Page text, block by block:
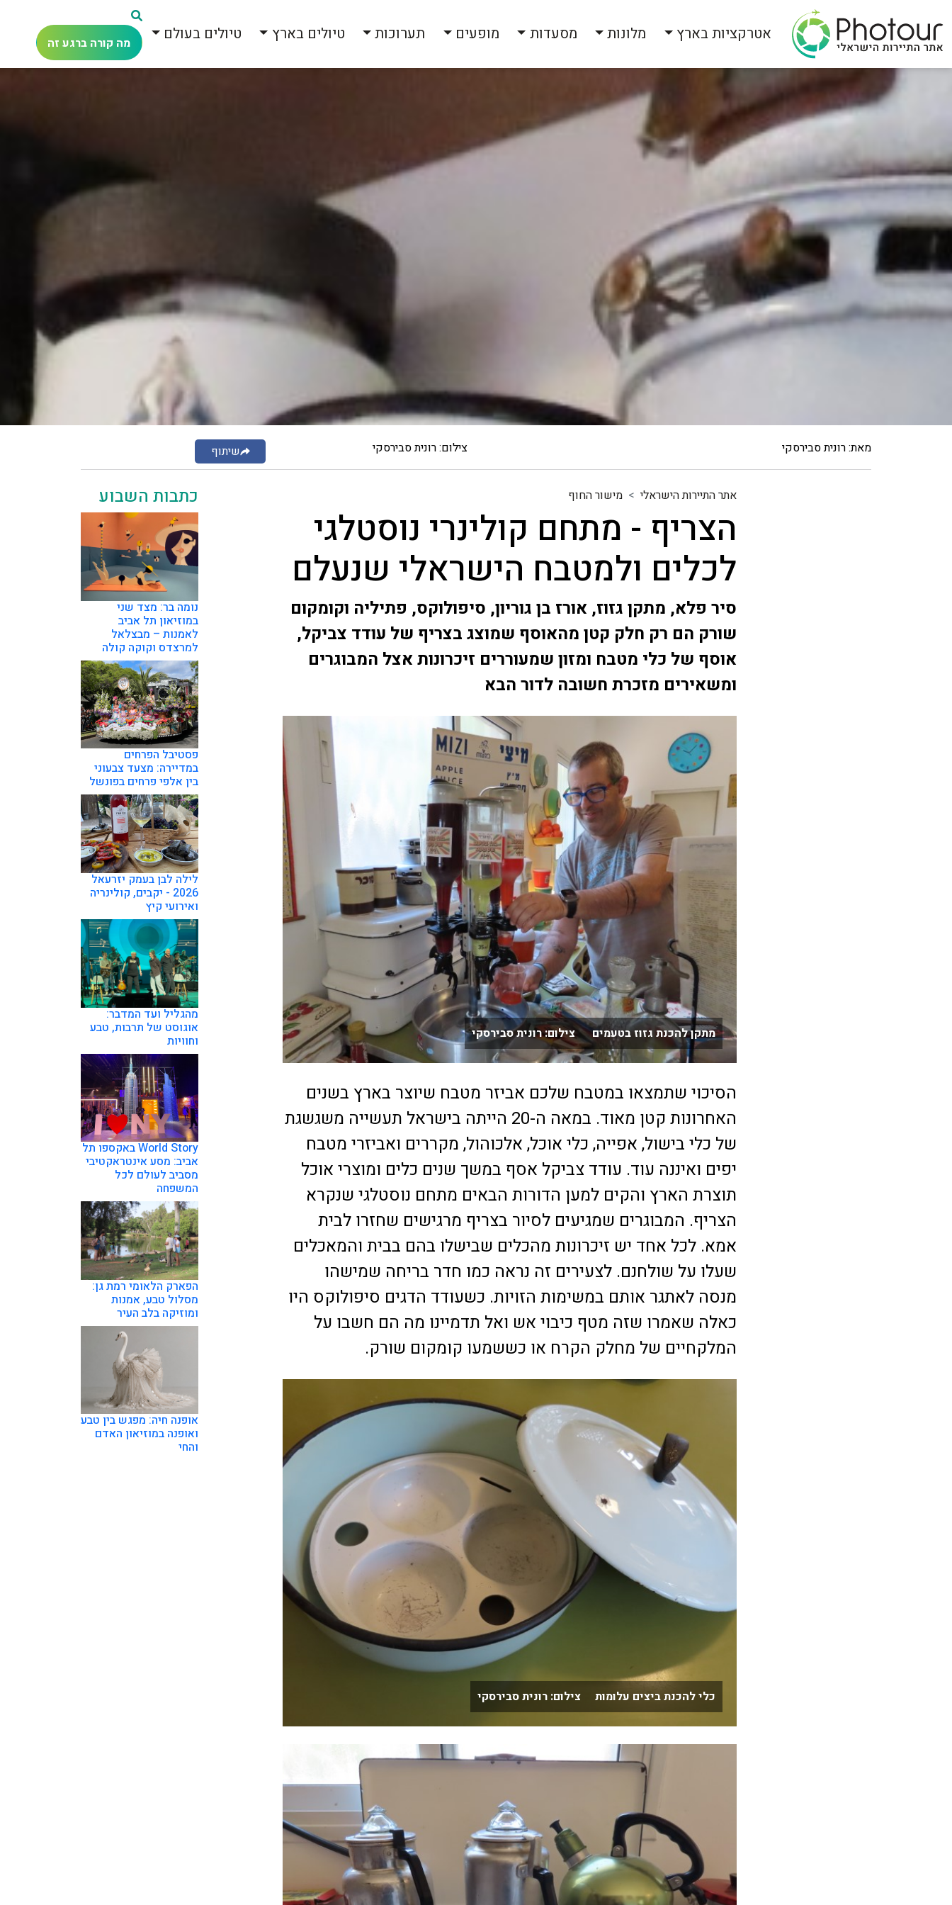
אטרקציות בארץ מלונות מסעדות מופעים תערוכות טיולים בארץ טיולים בעולם מה קורה ברגע זה
מאת: רונית סבירסקי צילום: רונית סבירסקי שיתוף
אתר התיירות הישראלי מישור החוף
הצריף - מתחם קולינרי נוסטלגי
לכלים ולמטבח הישראלי שנעלם
סיר פלא, מתקן גזוז, אורז בן גוריון, סיפולוקס, פתיליה וקומקום
שורק הם רק חלק קטן מהאוסף שמוצג בצריף של עודד צביקל,
אוסף של כלי מטבח ומזון שמעוררים זיכרונות אצל המבוגרים
ומשאירים מזכרת חשובה לדור הבא
מתקן להכנת גזוז בטעמים צילום: רונית סבירסקי
הסיכוי שתמצאו במטבח שלכם אביזר מטבח שיוצר בארץ בשנים
האחרונות קטן מאוד. במאה ה-20 הייתה בישראל תעשייה משגשגת
של כלי בישול, אפייה, כלי אוכל, אלכוהול, מקררים ואביזרי מטבח
יפים ואיננה עוד. עודד צביקל אסף במשך שנים כלים ומוצרי אוכל
תוצרת הארץ והקים למען הדורות הבאים מתחם נוסטלגי שנקרא
הצריף. המבוגרים שמגיעים לסיור בצריף מרגישים שחזרו לבית
אמא. לכל אחד יש זיכרונות מהכלים שבישלו בהם בבית והמאכלים
שעלו על שולחנם. לצעירים זה נראה כמו חדר בריחה שמישהו
מנסה לאתגר אותם במשימות הזויות. כשעודד הדגים סיפולוקס היו
כאלה שאמרו שזה מטף כיבוי אש ואל תדמיינו מה הם חשבו על
המלקחיים של מחלק הקרח או כששמעו קומקום שורק.
כלי להכנת ביצים עלומות צילום: רונית סבירסקי
כתבות השבוע
נומה בר: מצד שני
במוזיאון תל אביב
לאמנות – מבצלאל
למרצדס וקוקה קולה
פסטיבל הפרחים
במדיירה: מצעד צבעוני
בין אלפי פרחים בפונשל
לילה לבן בעמק יזרעאל
2026 - יקבים, קולינריה
ואירועי קיץ
מהגליל ועד המדבר:
אוגוסט של תרבות, טבע
וחוויות
World Story באקספו תל
אביב: מסע אינטראקטיבי
מסביב לעולם לכל
המשפחה
הפארק הלאומי רמת גן:
מסלול טבע, אמנות
ומוזיקה בלב העיר
אופנה חיה: מפגש בין טבע
ואופנה במוזיאון האדם
והחי